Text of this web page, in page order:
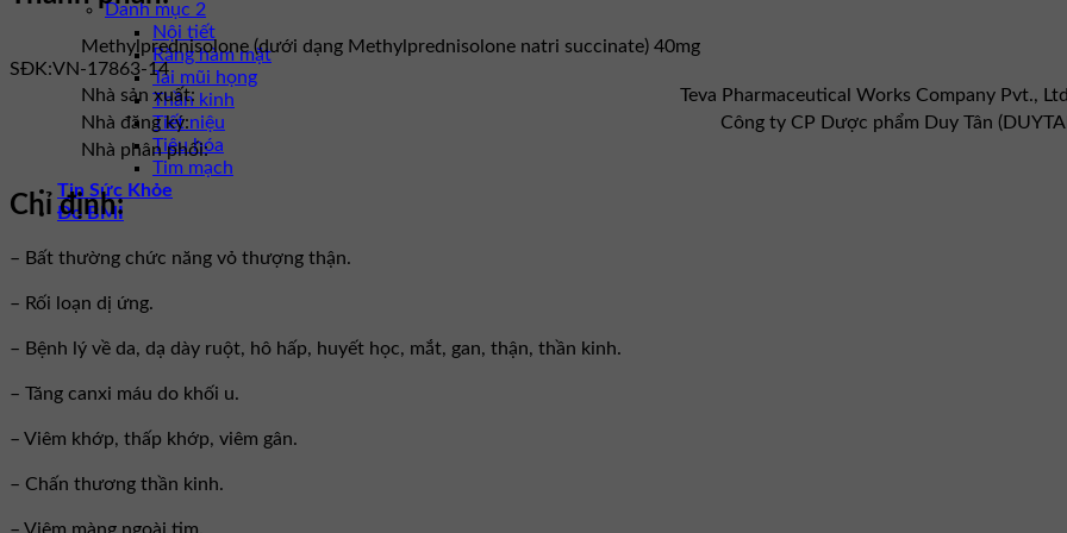
Danh mục 2
Nội tiết
Răng hàm mặt
Tai mũi họng
Thần kinh
Tiết niệu
Tiêu hóa
Tim mạch
Tin Sức Khỏe
Đo BMI
Methylprednisolone (dưới dạng Methylprednisolone natri succinate) 40mg
SĐK:VN-17863-14
Nhà sản xuất:
Teva Pharmaceutical Works Company Pvt.,
Nhà đăng ký:
Công ty CP Dược phẩm Duy Tân
Nhà phân phối:
Chỉ định:
– Bất thường chức năng vỏ thượng thận.
– Rối loạn dị ứng.
– Bệnh lý về da, dạ dày ruột, hô hấp, huyết học, mắt, gan, thận, thần kinh.
– Tăng canxi máu do khối u.
– Viêm khớp, thấp khớp, viêm gân.
– Chấn thương thần kinh.